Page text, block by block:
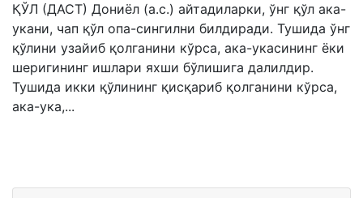
ҚЎЛ (ДАСТ) Дониёл (а.с.) айтадиларки, ўнг қўл ака-
укани, чап қўл опа-сингилни билдиради. Тушида ўнг
қўлини узайиб қолганини кўрса, ака-укасининг ёки
шеригининг ишлари яхши бўлишига далилдир.
Тушида икки қўлининг қисқариб қолганини кўрса,
ака-ука,...